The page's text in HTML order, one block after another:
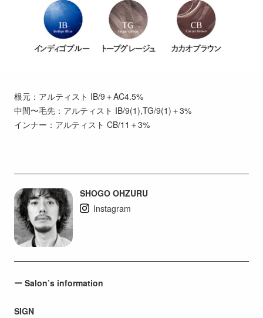
根元：アルティスト IB/9＋AC4.5%
中間〜毛先：アルティスト IB/9(1),TG/9(1)＋3%
インナー：アルティスト CB/11＋3%
SHOGO OHZURU
Instagram
ー Salon’s information
SIGN